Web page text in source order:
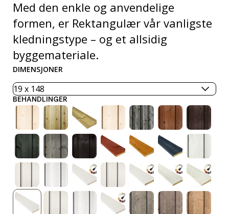
Med den enkle og anvendelige
formen, er Rektangulær vår vanligste
kledningstype – og et allsidig
byggemateriale.
DIMENSJONER
BEHANDLINGER